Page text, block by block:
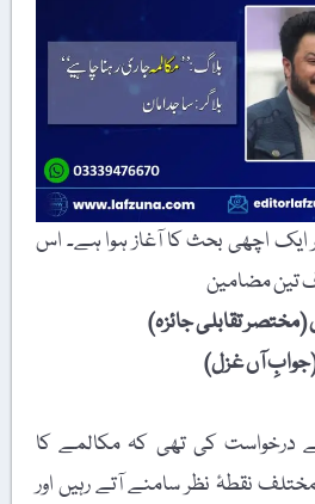
ایک اچھی بحث کا آغاز ہوا ہے۔ اس
مضامین
تقابلی جائزہ)
آں غزل)
درخواست کی تھی کہ مکالمے کا
نقطۂ نظر سامنے آتے رہیں اور